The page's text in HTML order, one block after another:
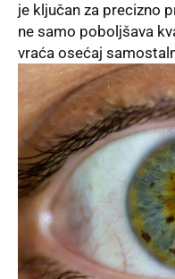
je ključan za precizno
ne samo poboljšava
vraća osećaj